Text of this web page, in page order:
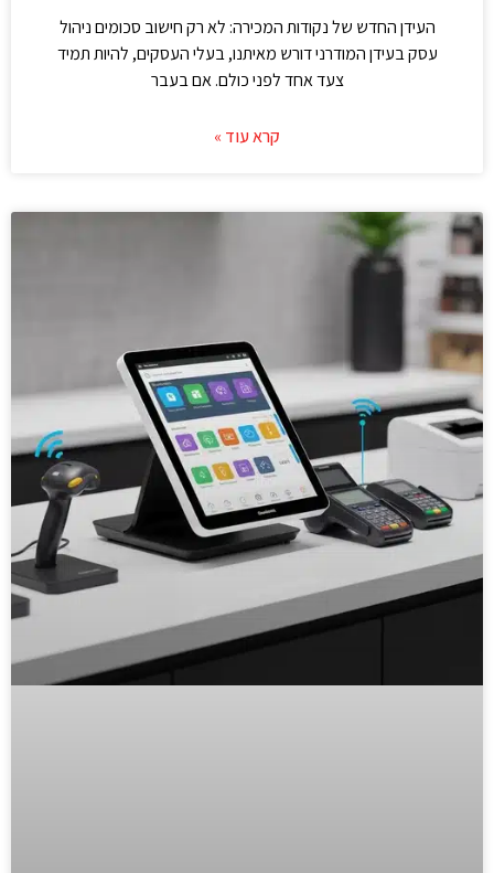
העידן החדש של נקודות המכירה: לא רק חישוב סכומים ניהול
עסק בעידן המודרני דורש מאיתנו, בעלי העסקים, להיות תמיד
צעד אחד לפני כולם. אם בעבר
קרא עוד »